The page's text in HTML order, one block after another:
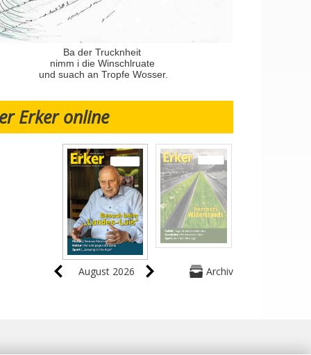
Ba der Trucknheit
nimm i die Winschlruate
und suach an Tropfe Wosser.
Erker online
August 2026 Archiv